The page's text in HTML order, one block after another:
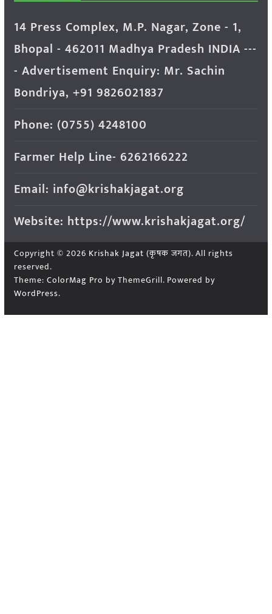
14 Press Complex, M.P. Nagar, Zone - 1,
Bhopal - 462011 Madhya Pradesh INDIA ---
- Advertisement Enquiry: Mr. Sachin
Bondriya, +91 9826021837
Phone: (0755) 4248100
Farmer Help Line- 6262166222
Email: info@krishakjagat.org
Website: https://www.krishakjagat.org/
Copyright © 2026 Krishak Jagat (कृषक जगत). All rights
reserved.
Theme: ColorMag Pro by ThemeGrill. Powered by
WordPress.